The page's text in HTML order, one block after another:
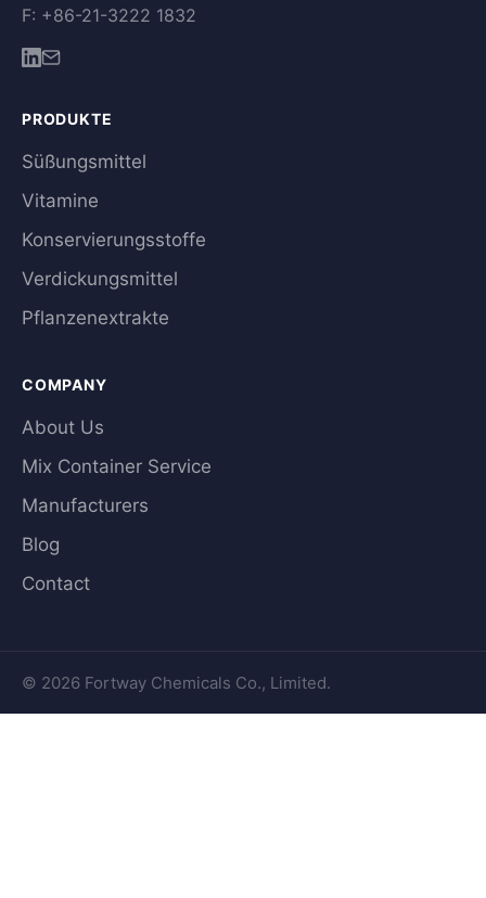
F: +86-21-3222 1832
PRODUKTE
Süßungsmittel
Vitamine
Konservierungsstoffe
Verdickungsmittel
Pflanzenextrakte
COMPANY
About Us
Mix Container Service
Manufacturers
Blog
Contact
© 2026 Fortway Chemicals Co., Limited.